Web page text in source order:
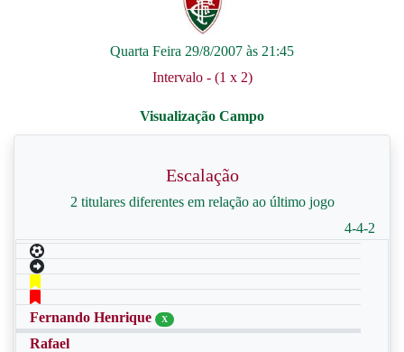
Quarta Feira 29/8/2007 às 21:45
Intervalo - (1 x 2)
Escalação
2 titulares diferentes em relação ao último jogo
4-4-2
Fernando Henrique X
Rafael